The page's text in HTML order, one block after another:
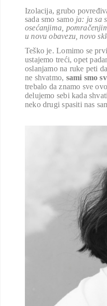
Izolacija, grubo
sada smo samo ja: ja sa
osećanjima,
u novu obavezu, novo
Teško je. Lomimo se
ustajemo treći, opet
oslanjamo na ruke peti
ne shvatmo, sami smo
trebalo da znamo sve
delujemo sebi kada
neko drugi spasiti nas